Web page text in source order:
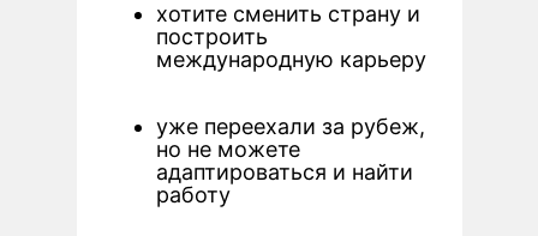
хотите сменить страну и
построить
международную карьеру
уже переехали за рубеж,
но не можете
адаптироваться и найти
работу